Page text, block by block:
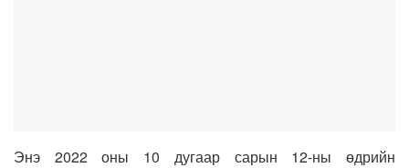
Энэ 2022 оны 10 дугаар сарын 12-ны өдрийн